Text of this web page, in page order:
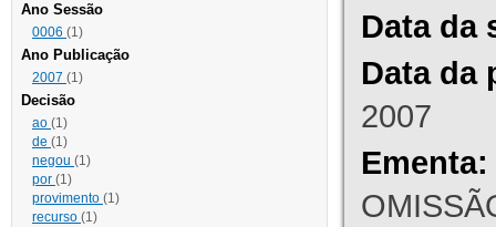
Ano Sessão
0006 (1)
Ano Publicação
2007 (1)
Decisão
ao (1)
de (1)
negou (1)
por (1)
provimento (1)
recurso (1)
Data da
Data da
2007
Ementa: